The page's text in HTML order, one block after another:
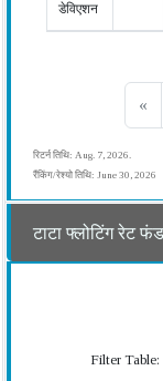
डेविएशन
«
रिटर्न तिथि: Aug. 7, 2026.
रैंकिंग/रेश्यो तिथि: June 30, 2026
Filter Table: